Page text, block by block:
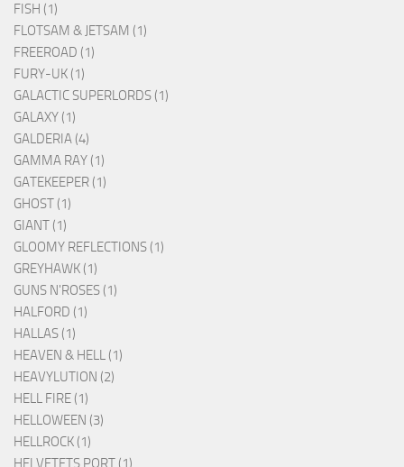
FISH (1)
FLOTSAM & JETSAM (1)
FREEROAD (1)
FURY-UK (1)
GALACTIC SUPERLORDS (1)
GALAXY (1)
GALDERIA (4)
GAMMA RAY (1)
GATEKEEPER (1)
GHOST (1)
GIANT (1)
GLOOMY REFLECTIONS (1)
GREYHAWK (1)
GUNS N'ROSES (1)
HALFORD (1)
HALLAS (1)
HEAVEN & HELL (1)
HEAVYLUTION (2)
HELL FIRE (1)
HELLOWEEN (3)
HELLROCK (1)
HELVETETS PORT (1)